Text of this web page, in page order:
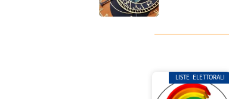
LISTE ELETTORALI